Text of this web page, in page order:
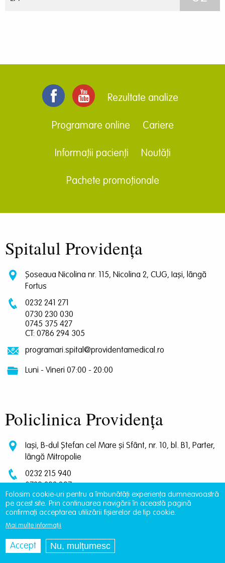
Rezultate analize
Programare online Cariere
Informații pacienți Noutăți
Pachete promoționale
Spitalul Providența
Șoseaua Nicolina nr. 115, Nicolina 2, CUG, Iași, lângă
Fortus
0232 241 271
0730 230 030
0745 375 427
CT: 0786 294 305
programari.spital@providentamedical.ro
Luni - Vineri 07:00 - 20:00
Policlinica Providența
Iași, B-dul Ștefan cel Mare și Sfânt, nr. 10, bl. B1, Parter,
lângă Mitropolie
0232 215 940
0729 292 897
0745 239 757
0745 065 643
programari.policlinica@providentamedical.ro
Luni - Vineri 07:00 - 20:00
Folosim cookie-uri pentru a îmbunătăți experiența dumneavoastră
pe acest site. Prin continuarea navigării în această pagină
confirmați acceptarea utilizării fișierelor de tip cookie.
Mai multe informații
Accept Nu, mulțumesc